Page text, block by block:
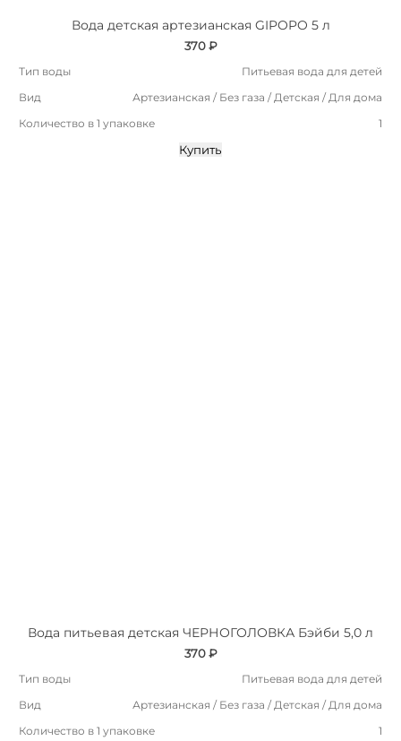
Вода детская артезианская GIPOPO 5 л
370 ₽
Тип воды
Питьевая вода для детей
Вид
Артезианская / Без газа / Детская / Для дома
Количество в 1 упаковке
1
Купить
Вода питьевая детская ЧЕРНОГОЛОВКА Бэйби 5,0 л
370 ₽
Тип воды
Питьевая вода для детей
Вид
Артезианская / Без газа / Детская / Для дома
Количество в 1 упаковке
1